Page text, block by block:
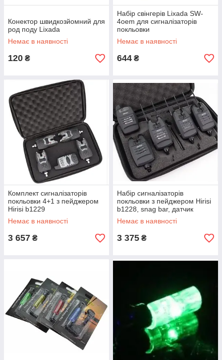
Конектор швидкозйомний для
род поду Lixada
Немає в наявності
120 ₴
Набір свінгерів Lixada SW-
4oem для сигналізаторів
покльовки
Немає в наявності
644 ₴
Комплект сигналізаторів
покльовки 4+1 з пейджером
Hirisi b1229
Немає в наявності
3 657 ₴
Набір сигналізаторів
покльовки з пейджером Hirisi
b1228, snag bar, датчик
вудилища, нічна підсвітка
Немає в наявності
3 375 ₴